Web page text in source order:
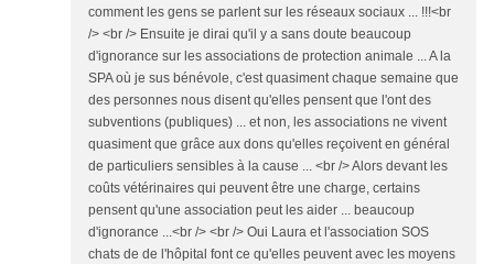
comment les gens se parlent sur les réseaux sociaux ... !!!<br
/> <br /> Ensuite je dirai qu'il y a sans doute beaucoup
d'ignorance sur les associations de protection animale ... A la
SPA où je sus bénévole, c'est quasiment chaque semaine que
des personnes nous disent qu'elles pensent que l'ont des
subventions (publiques) ... et non, les associations ne vivent
quasiment que grâce aux dons qu'elles reçoivent en général
de particuliers sensibles à la cause ... <br /> Alors devant les
coûts vétérinaires qui peuvent être une charge, certains
pensent qu'une association peut les aider ... beaucoup
d'ignorance ...<br /> <br /> Oui Laura et l'association SOS
chats de de l'hôpital font ce qu'elles peuvent avec les moyens